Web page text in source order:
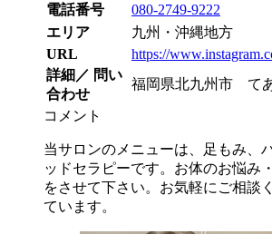
電話番号
080-2749-9222
エリア
九州・沖縄地方
URL
https://
詳細／ 問い
合わせ
福岡県北九州市 て
コメント
当サロンのメニューは、足もみ、
ッドセラピーです。お体のお悩み
をさせて下さい。お気軽にご相談
ています。